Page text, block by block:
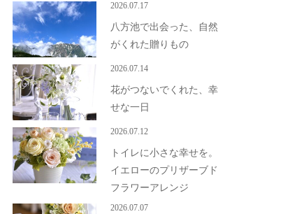
2026.07.17
八方池で出会った、自然
がくれた贈りもの
2026.07.14
花がつないでくれた、幸
せな一日
2026.07.12
トイレに小さな幸せを。
イエローのプリザーブド
フラワーアレンジ
2026.07.07